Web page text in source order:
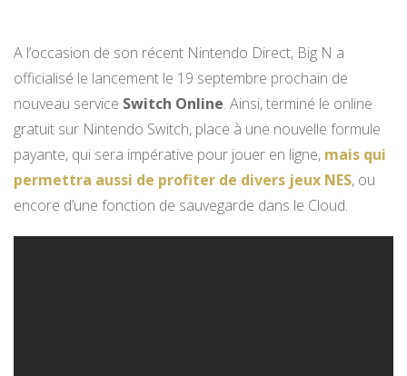
A l’occasion de son récent Nintendo Direct, Big N a
officialisé le lancement le 19 septembre prochain de
nouveau service Switch Online. Ainsi, terminé le online
gratuit sur Nintendo Switch, place à une nouvelle formule
payante, qui sera impérative pour jouer en ligne, mais qui
permettra aussi de profiter de divers jeux NES, ou
encore d’une fonction de sauvegarde dans le Cloud.